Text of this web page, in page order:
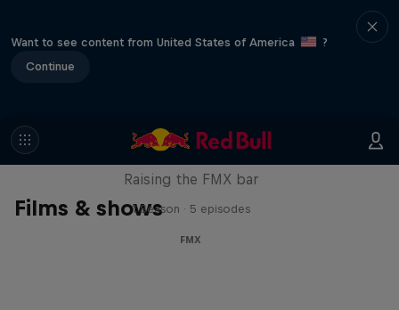
Want to see content from United States of America
?
Continue
Films & shows
Luc Ackermann: FMX Unloaded
Raising the FMX bar
1 Season · 5 episodes
FMX